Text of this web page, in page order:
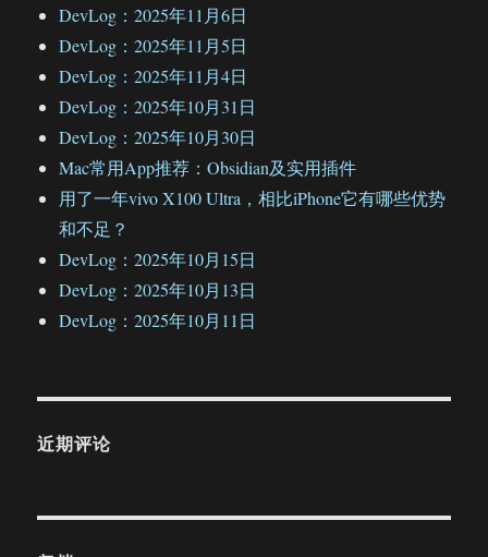
DevLog：2025年11月6日
DevLog：2025年11月5日
DevLog：2025年11月4日
DevLog：2025年10月31日
DevLog：2025年10月30日
Mac常用App推荐：Obsidian及实用插件
用了一年vivo X100 Ultra，相比iPhone它有哪些优势
和不足？
DevLog：2025年10月15日
DevLog：2025年10月13日
DevLog：2025年10月11日
近期评论